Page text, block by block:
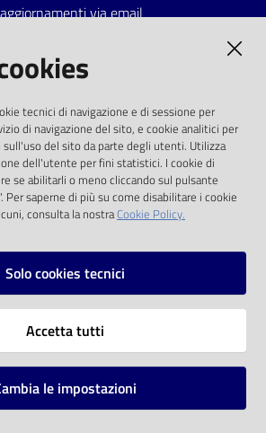
via email
previste dalla direttiva
CE e dal d.lgs. 36/2006
tecnici di navigazione e di sessione per
di navigazione del sito, e cookie analitici per
del sito da parte degli utenti. Utilizza
dell'utente per fini statistici. I cookie di
se abilitarli o meno cliccando sul pulsante
Per saperne di più su come disabilitare i cookie
consulta la nostraCookie Policy.
Solo cookies tecnici
Accetta tutti
le impostazioni